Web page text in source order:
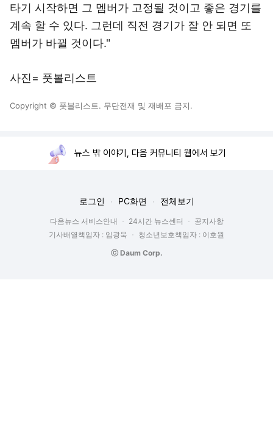
타기 시작하면 그 멤버가 고정될 것이고 좋은 경기를
계속 할 수 있다. 그런데 직전 경기가 잘 안 되면 또
멤버가 바뀔 것이다."
사진= 풋볼리스트
Copyright © 풋볼리스트. 무단전재 및 재배포 금지.
뉴스 밖 이야기, 다음 커뮤니티 웹에서 보기
로그인 PC화면 전체보기
다음뉴스 서비스안내 24시간 뉴스센터
공지사항
기사배열책임자 : 임광욱
청소년보호책임자 : 이호원
ⓒ Daum Corp.